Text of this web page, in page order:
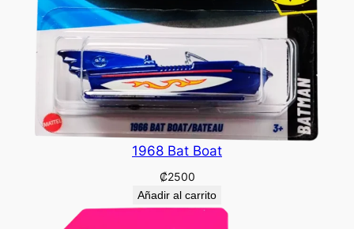
1968 Bat Boat
₡2500
Añadir al carrito